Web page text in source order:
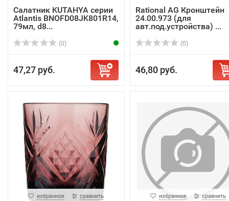
Салатник KUTAHYA серии
Atlantis BNOFD08JK801R14,
79мл, d8...
(0)
47,27 руб.
Rational AG Кронштейн
24.00.973 (для
авт.под.устройства) ...
(0)
46,80 руб.
избранное сравнить избранное сравнить